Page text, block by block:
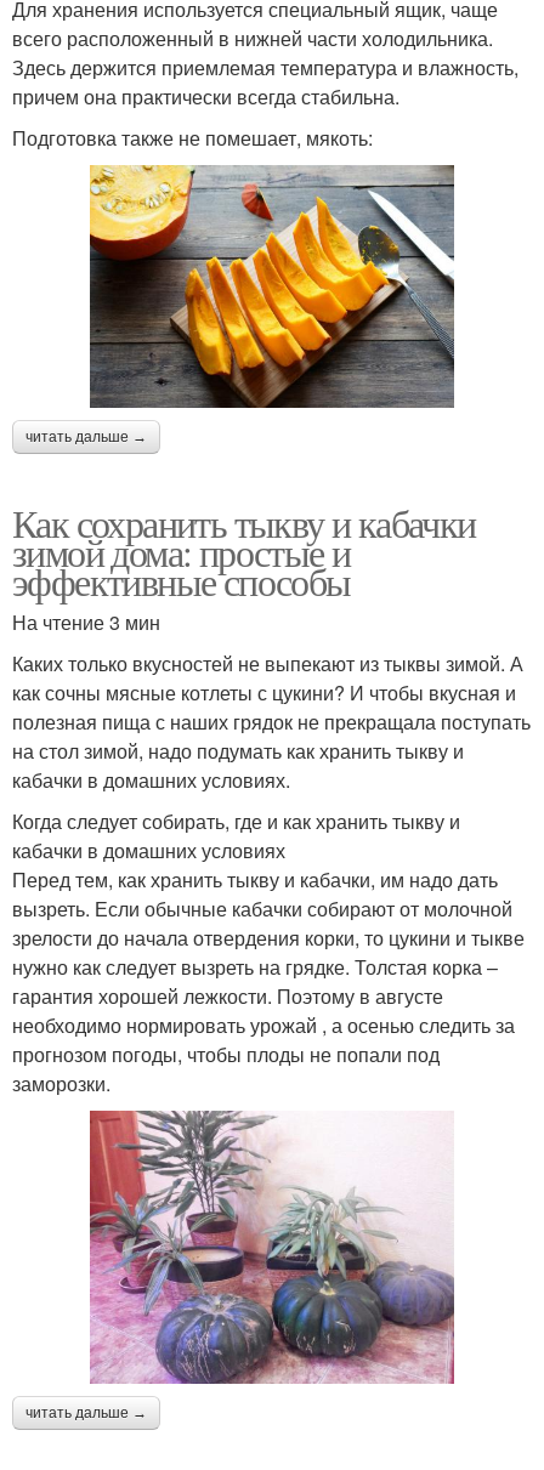
Для хранения используется специальный ящик, чаще
всего расположенный в нижней части холодильника.
Здесь держится приемлемая температура и влажность,
причем она практически всегда стабильна.
Подготовка также не помешает, мякоть:
читать дальше →
Как сохранить тыкву и кабачки
зимой дома: простые и
эффективные способы
На чтение 3 мин
Каких только вкусностей не выпекают из тыквы зимой. А
как сочны мясные котлеты с цукини? И чтобы вкусная и
полезная пища с наших грядок не прекращала поступать
на стол зимой, надо подумать как хранить тыкву и
кабачки в домашних условиях.
Когда следует собирать, где и как хранить тыкву и
кабачки в домашних условиях
Перед тем, как хранить тыкву и кабачки, им надо дать
вызреть. Если обычные кабачки собирают от молочной
зрелости до начала отвердения корки, то цукини и тыкве
нужно как следует вызреть на грядке. Толстая корка –
гарантия хорошей лежкости. Поэтому в августе
необходимо нормировать урожай , а осенью следить за
прогнозом погоды, чтобы плоды не попали под
заморозки.
читать дальше →